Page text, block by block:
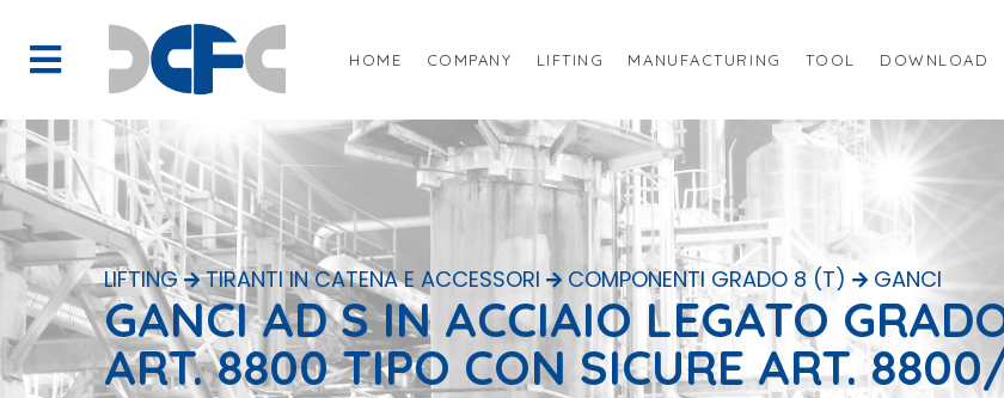
HOME COMPANY LIFTING MANUFACTURING TOOL DOWNLOAD
LIFTING TIRANTI IN CATENA E ACCESSORI COMPONENTI GRADO 8 (T) GANCI
GANCI AD S IN ACCIAIO LEGATO
ART. 8800 TIPO CON SICURE ART.